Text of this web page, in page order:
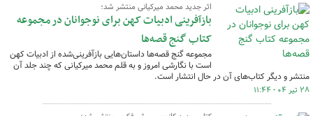
اثر جدید محمد میرکیانی منتشر شد؛
بازآفرینی ادبیات کهن برای نوجوانان در مجموعه
کتاب گنج قصه‌ها
مجموعه گنج قصه‌ها داستان‌هایی بازآفرینی‌شده از ادبیات کهن
است با نگارشی امروز و به قلم محمد میرکیانی که چند جلد آن
منتشر و دیگر کتاب‌های آن در حال انتشار است.
۲۸ تیر ۰۴ - ۱۱:۴۴